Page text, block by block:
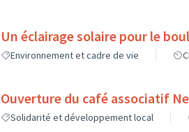
Un éclairage solaire pour le
Environnement et cadre de vie
Ouverture du café associatif
Solidarité et développement local